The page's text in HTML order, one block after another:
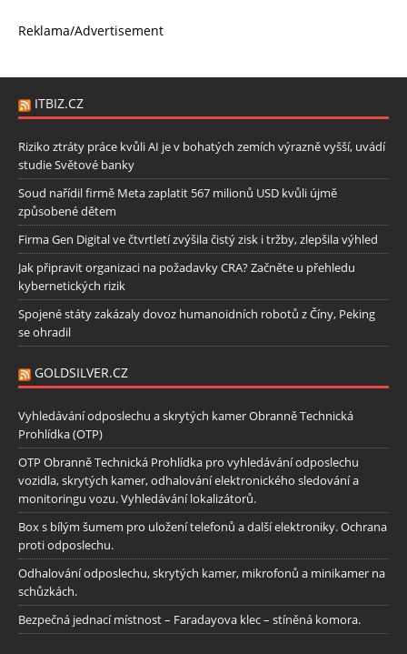
Reklama/Advertisement
ITBIZ.CZ
Riziko ztráty práce kvůli AI je v bohatých zemích výrazně vyšší, uvádí
studie Světové banky
Soud nařídil firmě Meta zaplatit 567 milionů USD kvůli újmě
způsobené dětem
Firma Gen Digital ve čtvrtletí zvýšila čistý zisk i tržby, zlepšila výhled
Jak připravit organizaci na požadavky CRA? Začněte u přehledu
kybernetických rizik
Spojené státy zakázaly dovoz humanoidních robotů z Číny, Peking
se ohradil
GOLDSILVER.CZ
Vyhledávání odposlechu a skrytých kamer Obranně Technická
Prohlídka (OTP)
OTP Obranně Technická Prohlídka pro vyhledávání odposlechu
vozidla, skrytých kamer, odhalování elektronického sledování a
monitoringu vozu. Vyhledávání lokalizátorů.
Box s bílým šumem pro uložení telefonů a další elektroniky. Ochrana
proti odposlechu.
Odhalování odposlechu, skrytých kamer, mikrofonů a minikamer na
schůzkách.
Bezpečná jednací místnost – Faradayova klec – stíněná komora.